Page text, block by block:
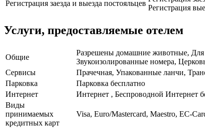
Регистрация заезда и выезда постояльцев
Регистрация
Услуги, предоставляемые отелем
Общие
Разрешены домашние животные, Для
Звукоизолированные номера,
Сервисы
Прачечная, Упакованные ланчи,
Парковка
Парковка бесплатно
Интернет
Интернет , Беспроводной Интернет
Виды
принимаемых
кредитных карт
Visa, Euro/Mastercard, Maestro, EC-